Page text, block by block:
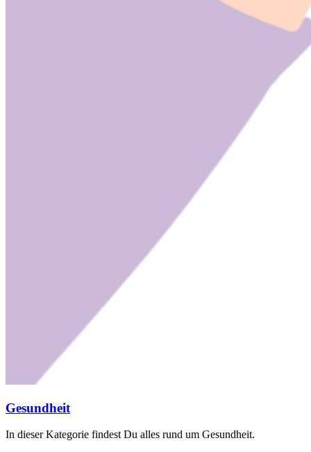
Gesundheit
In dieser Kategorie findest Du alles rund um Gesundheit.